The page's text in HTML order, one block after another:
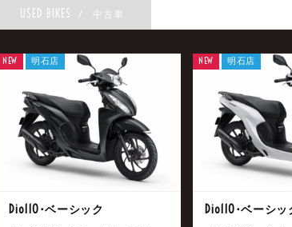
USED BIKES / 中古車
Dio110･ベーシック
NEW 明石店
Dio110･ベーシッ
NEW 明石店